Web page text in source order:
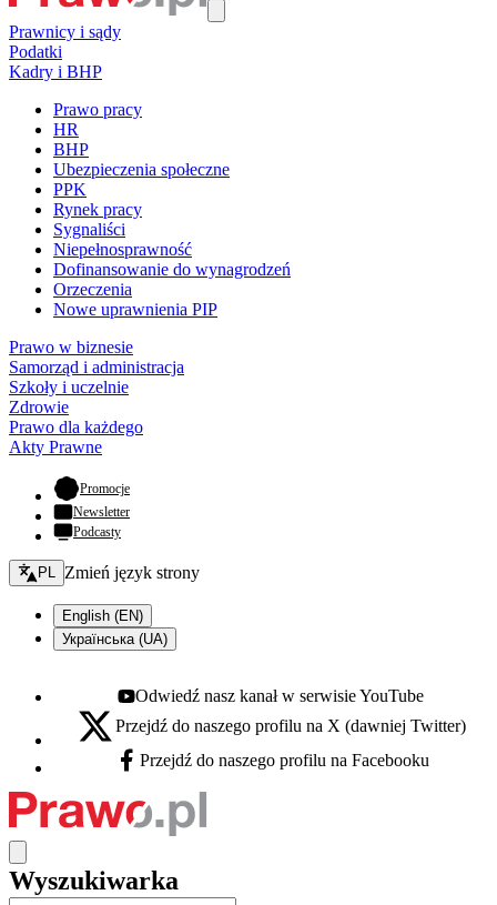
Prawnicy i sądy
Podatki
Kadry i BHP
Prawo pracy
HR
BHP
Ubezpieczenia społeczne
PPK
Rynek pracy
Sygnaliści
Niepełnosprawność
Dofinansowanie do wynagrodzeń
Orzeczenia
Nowe uprawnienia PIP
Prawo w biznesie
Samorząd i administracja
Szkoły i uczelnie
Zdrowie
Prawo dla każdego
Akty Prawne
Promocje- otwiera się w nowej karcie
Newsletter
Podcasty
Zmień język - bieżący:
PL Zmień język strony
English (EN)
Українська (UA)
Youtube - otwiera się w nowej karcie
Odwiedź nasz kanał w serwisie YouTube
X - otwiera się w nowej karcie
Przejdź do naszego profilu na X (dawniej Twitter)
Facebook - otwiera się w nowej karcie
Przejdź do naszego profilu na Facebooku
Wyszukiwarka